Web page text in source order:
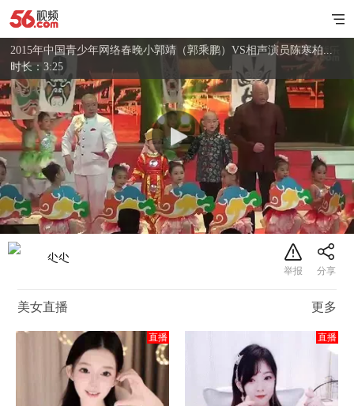
2015年中国青少年网络春晚小郭靖（郭乘鹏）VS相声演员陈寒柏...
时长：3:25
尐尐
美女直播 更多
直播 直播